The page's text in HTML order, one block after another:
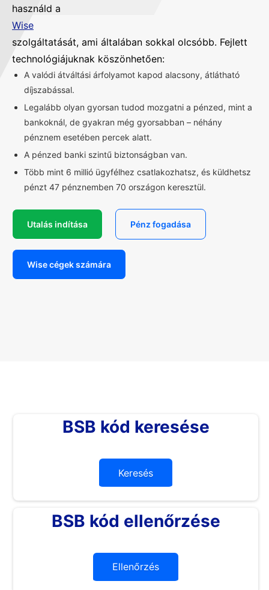
használd a
Wise
szolgáltatását, ami általában sokkal olcsóbb. Fejlett
technológiájuknak köszönhetően:
A valódi átváltási árfolyamot kapod alacsony, átlátható
díjszabással.
Legalább olyan gyorsan tudod mozgatni a pénzed, mint a
bankoknál, de gyakran még gyorsabban – néhány
pénznem esetében percek alatt.
A pénzed banki szintű biztonságban van.
Több mint 6 millió ügyfélhez csatlakozhatsz, és küldhetsz
pénzt 47 pénznemben 70 országon keresztül.
Utalás indítása Pénz fogadása
Wise cégek számára
BSB kód keresése
Keresés
BSB kód ellenőrzése
Ellenőrzés